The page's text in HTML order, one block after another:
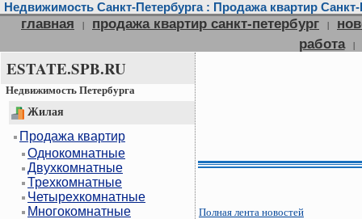
Недвижимость Санкт-Петербурга : Продажа квартир
главная | продажа квартир санкт-петербург |
работа
|
ESTATE.SPB.RU
Недвижимость Петербурга
Жилая
Продажа квартир
Однокомнатные
Двухкомнатные
Трехкомнатные
Четырехкомнатные
Многокомнатные
Полная лента новостей